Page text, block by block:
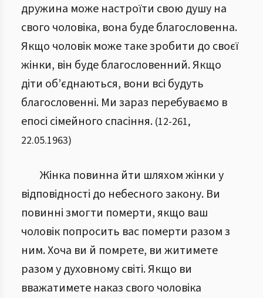
дружина може настроїти свою душу на
свого чоловіка, вона буде благословенна.
Якщо чоловік може таке зробити до своєї
жінки, він буде благословенний. Якщо
діти об’єднаються, вони всі будуть
благословенні. Ми зараз перебуваємо в
епосі сімейного спасіння. (12-261,
22.05.1963)
Жінка повинна йти шляхом жінки у
відповідності до небесного закону. Ви
повинні змогти померти, якщо ваш
чоловік попросить вас померти разом з
ним. Хоча ви й помрете, ви житимете
разом у духовному світі. Якщо ви
вважатимете наказ свого чоловіка